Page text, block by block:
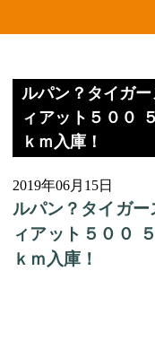
ルパン？タイガ
ィアット５００
ｋｍ入庫！
2019年06月15日
ルパン？タイガ
ィアット５００
ｋｍ入庫！